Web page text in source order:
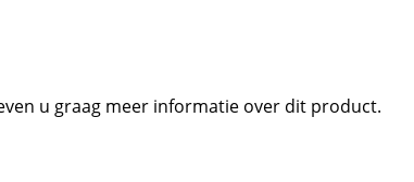
u graag meer informatie over dit product.